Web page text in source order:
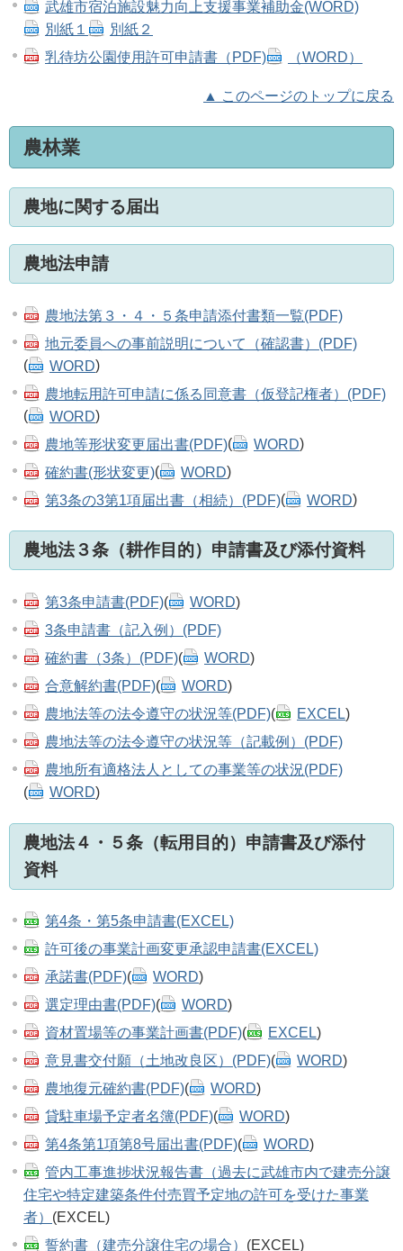
武雄市宿泊施設魅力向上支援事業補助金(WORD)
別紙１
別紙２
乳待坊公園使用許可申請書（PDF)
（WORD）
▲ このページのトップに戻る
農林業
農地に関する届出
農地法申請
農地法第３・４・５条申請添付書類一覧(PDF)
地元委員への事前説明について（確認書）(PDF)
(
WORD)
農地転用許可申請に係る同意書（仮登記権者）(PDF)
(
WORD)
農地等形状変更届出書(PDF)( WORD)
確約書(形状変更)( WORD)
第3条の3第1項届出書（相続）(PDF)( WORD)
農地法３条（耕作目的）申請書及び添付資料
第3条申請書(PDF)( WORD)
3条申請書（記入例）(PDF)
確約書（3条）(PDF)( WORD)
合意解約書(PDF)( WORD)
農地法等の法令遵守の状況等(PDF)( EXCEL)
農地法等の法令遵守の状況等（記載例）(PDF)
農地所有適格法人としての事業等の状況(PDF)
(
WORD)
農地法４・５条（転用目的）申請書及び添付
資料
第4条・第5条申請書(EXCEL)
許可後の事業計画変更承認申請書(EXCEL)
承諾書(PDF)( WORD)
選定理由書(PDF)( WORD)
資材置場等の事業計画書(PDF)( EXCEL)
意見書交付願（土地改良区）(PDF)( WORD)
農地復元確約書(PDF)( WORD)
貸駐車場予定者名簿(PDF)( WORD)
第4条第1項第8号届出書(PDF)( WORD)
管内工事進捗状況報告書（過去に武雄市内で建売分譲
住宅や特定建築条件付売買予定地の許可を受けた事業
者） (EXCEL)
誓約書（建売分譲住宅の場合） (EXCEL)